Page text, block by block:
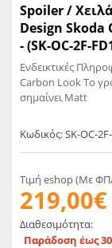
Spoiler /
Design Skoda
- (SK-OC-2F-
Ενδεικτικές
Carbon Look Το
σημαίνει Matt
Κωδικός: SK-OC-
Τιμή eshop (Με
219,00€
Διαθεσιμότητα:
Παράδοση έως